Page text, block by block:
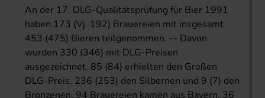
An der 17. DLG-Qualitätsprüfung für Bier 1991
haben 173 (Vj. 192) Brauereien mit insgesamt
453 (475) Bieren teilgenommen. -- Davon
wurden 330 (346) mit DLG-Preisen
ausgezeichnet. 85 (84) erhielten den Großen
DLG-Preis, 236 (253) den Silbernen und 9 (7) den
Bronzenen. 94 Brauereien kamen aus Bayern, 36